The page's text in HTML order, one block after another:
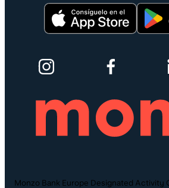
Monzo Bank Europe Designated Activity